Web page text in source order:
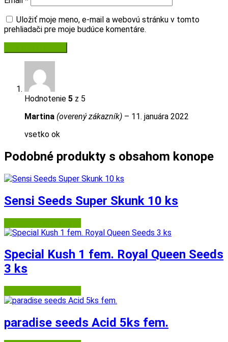
Uložiť moje meno, e-mail a webovú stránku v tomto
prehliadači pre moje budúce komentáre.
Hodnotenie 5 z 5
Martina (overený zákazník) – 11. januára 2022
vsetko ok
Podobné produkty s obsahom konope
Sensi Seeds Super Skunk 10 ks
Special Kush 1 fem. Royal Queen Seeds
3 ks
paradise seeds Acid 5ks fem.